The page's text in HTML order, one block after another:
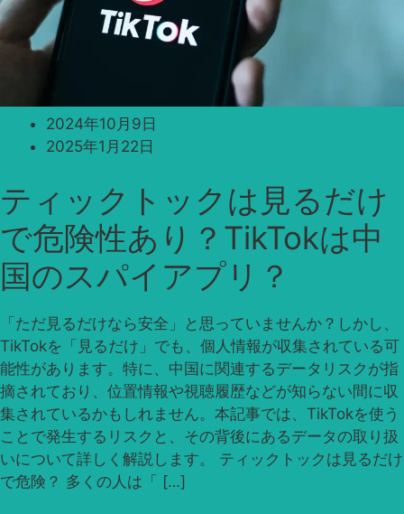
2024年10月9日
2025年1月22日
ティックトックは見るだけ
で危険性あり？TikTokは中
国のスパイアプリ？
「ただ見るだけなら安全」と思っていませんか？しかし、
TikTokを「見るだけ」でも、個人情報が収集されている可
能性があります。特に、中国に関連するデータリスクが指
摘されており、位置情報や視聴履歴などが知らない間に収
集されているかもしれません。本記事では、TikTokを使う
ことで発生するリスクと、その背後にあるデータの取り扱
いについて詳しく解説します。 ティックトックは見るだけ
で危険？ 多くの人は「 […]